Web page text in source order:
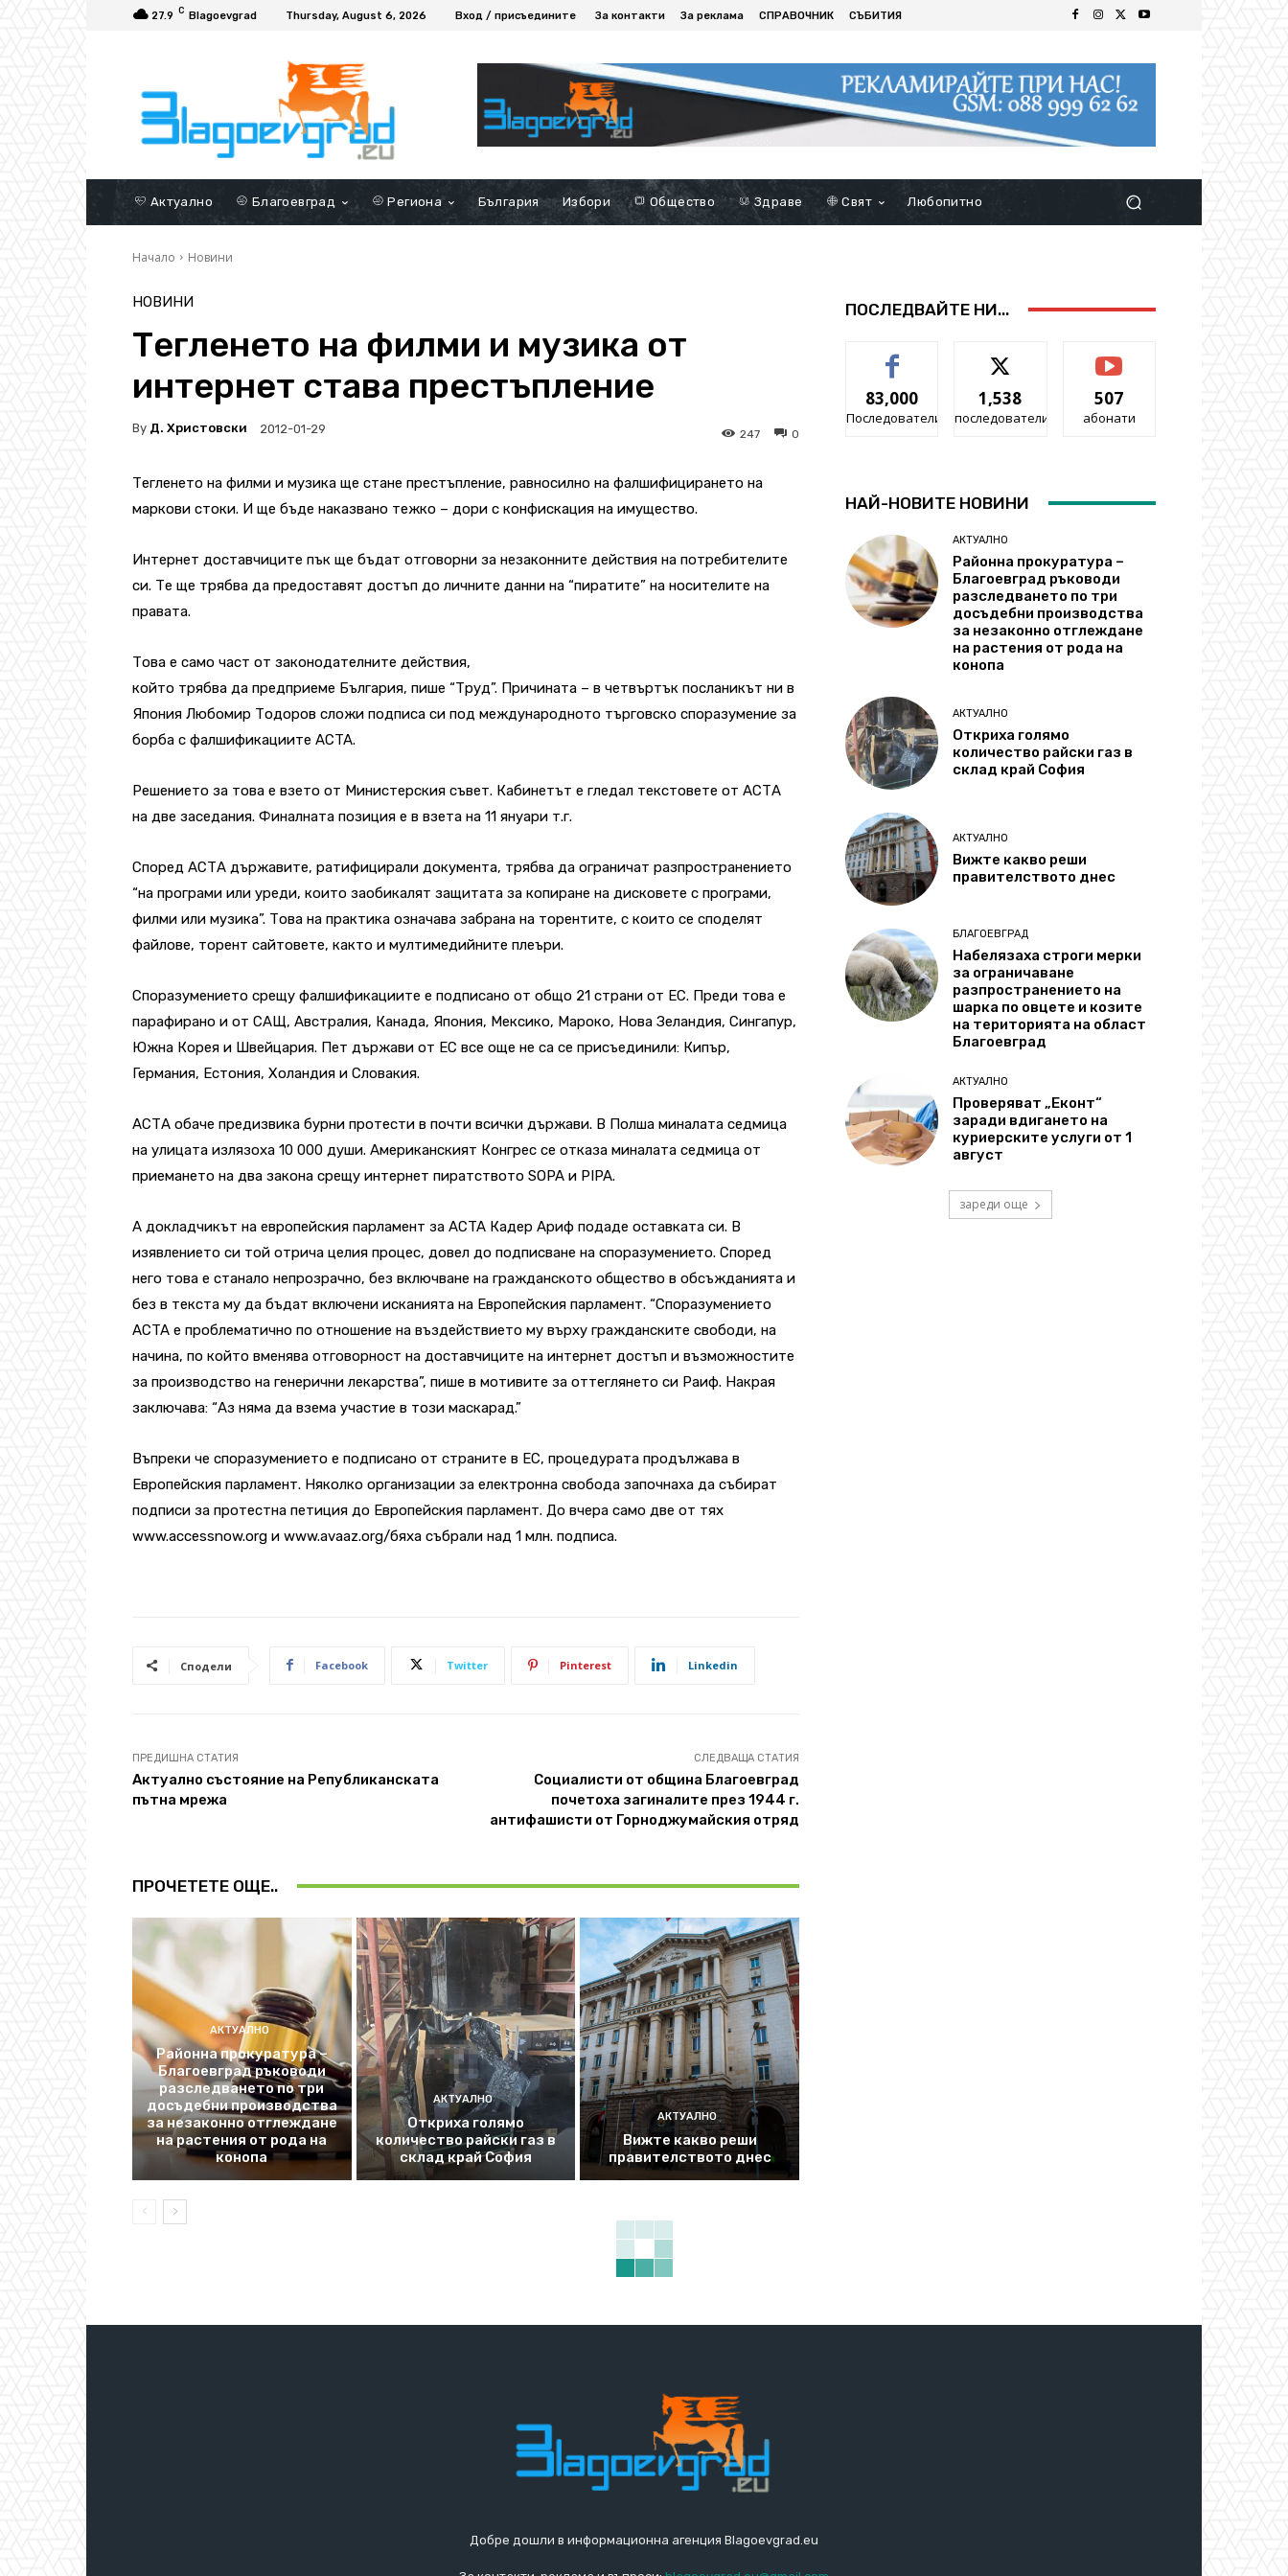
27.9 C Blagoevgrad Thursday, August 6, 2026 Вход / присъедините За контакти За реклама СПРАВОЧНИК СЪБИТИЯ
Актуално Благоевград Региона България Избори Общество Здраве Свят Любопитно
Начало Новини
НОВИНИ
Тегленето на филми и музика от
интернет става престъпление
By Д. Христовски 2012-01-29 0
247
Тегленето на филми и музика ще стане престъпление, равносилно на фалшифицирането на
маркови стоки. И ще бъде наказвано тежко – дори с конфискация на имущество.
Интернет доставчиците пък ще бъдат отговорни за незаконните действия на потребителите
си. Те ще трябва да предоставят достъп до личните данни на “пиратите” на носителите на
правата.
Това е само част от законодателните действия,
който трябва да предприеме България, пише “Труд”. Причината – в четвъртък посланикът ни в
Япония Любомир Тодоров сложи подписа си под международното търговско споразумение за
борба с фалшификациите ACTA.
Решението за това е взето от Министерския съвет. Кабинетът е гледал текстовете от АСТА
на две заседания. Финалната позиция е в взета на 11 януари т.г.
Според АСТА държавите, ратифицирали документа, трябва да ограничат разпространението
“на програми или уреди, които заобикалят защитата за копиране на дисковете с програми,
филми или музика”. Това на практика означава забрана на торентите, с които се споделят
файлове, торент сайтовете, както и мултимедийните плеъри.
Споразумението срещу фалшификациите е подписано от общо 21 страни от ЕС. Преди това е
парафирано и от САЩ, Австралия, Канада, Япония, Мексико, Мароко, Нова Зеландия, Сингапур,
Южна Корея и Швейцария. Пет държави от ЕС все още не са се присъединили: Кипър,
Германия, Естония, Холандия и Словакия.
АСТА обаче предизвика бурни протести в почти всички държави. В Полша миналата седмица
на улицата излязоха 10 000 души. Американският Конгрес се отказа миналата седмица от
приемането на два закона срещу интернет пиратството SOPA и PIPA.
А докладчикът на европейския парламент за ACTA Кадер Ариф подаде оставката си. В
изявлението си той отрича целия процес, довел до подписване на споразумението. Според
него това е станало непрозрачно, без включване на гражданското общество в обсъжданията и
без в текста му да бъдат включени исканията на Европейския парламент. “Споразумението
ACTA е проблематично по отношение на въздействието му върху гражданските свободи, на
начина, по който вменява отговорност на доставчиците на интернет достъп и възможностите
за производство на генерични лекарства”, пише в мотивите за оттеглянето си Раиф. Накрая
заключава: “Аз няма да взема участие в този маскарад.”
Въпреки че споразумението е подписано от страните в ЕС, процедурата продължава в
Европейския парламент. Няколко организации за електронна свобода започнаха да събират
подписи за протестна петиция до Европейския парламент. До вчера само две от тях
www.accessnow.org и www.avaaz.org/бяха събрали над 1 млн. подписа.
Сподели Facebook Twitter Pinterest Linkedin
ПРЕДИШНА СТАТИЯ
Актуално състояние на Републиканската
пътна мрежа
СЛЕДВАЩА СТАТИЯ
Социалисти от община Благоевград
почетоха загиналите през 1944 г.
антифашисти от Горноджумайския отряд
ПРОЧЕТЕТЕ ОЩЕ..
АКТУАЛНО
Районна прокуратура –
Благоевград ръководи
разследването по три
досъдебни производства
за незаконно отглеждане
на растения от рода на
конопа
АКТУАЛНО
Откриха голямо
количество райски газ в
склад край София
АКТУАЛНО
Вижте какво реши
правителството днес
ПОСЛЕДВАЙТЕ НИ...
83,000
Последователи
1,538
последователи
507
абонати
НАЙ-НОВИТЕ НОВИНИ
АКТУАЛНО
Районна прокуратура –
Благоевград ръководи
разследването по три
досъдебни производства
за незаконно отглеждане
на растения от рода на
конопа
АКТУАЛНО
Откриха голямо
количество райски газ в
склад край София
АКТУАЛНО
Вижте какво реши
правителството днес
БЛАГОЕВГРАД
Набелязаха строги мерки
за ограничаване
разпространението на
шарка по овцете и козите
на територията на област
Благоевград
АКТУАЛНО
Проверяват „Еконт“
заради вдигането на
куриерските услуги от 1
август
зареди още
Добре дошли в информационна агенция Blagoevgrad.eu